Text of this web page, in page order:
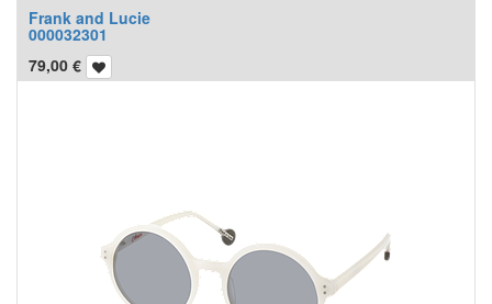
Frank and Lucie
000032301
79,00 €